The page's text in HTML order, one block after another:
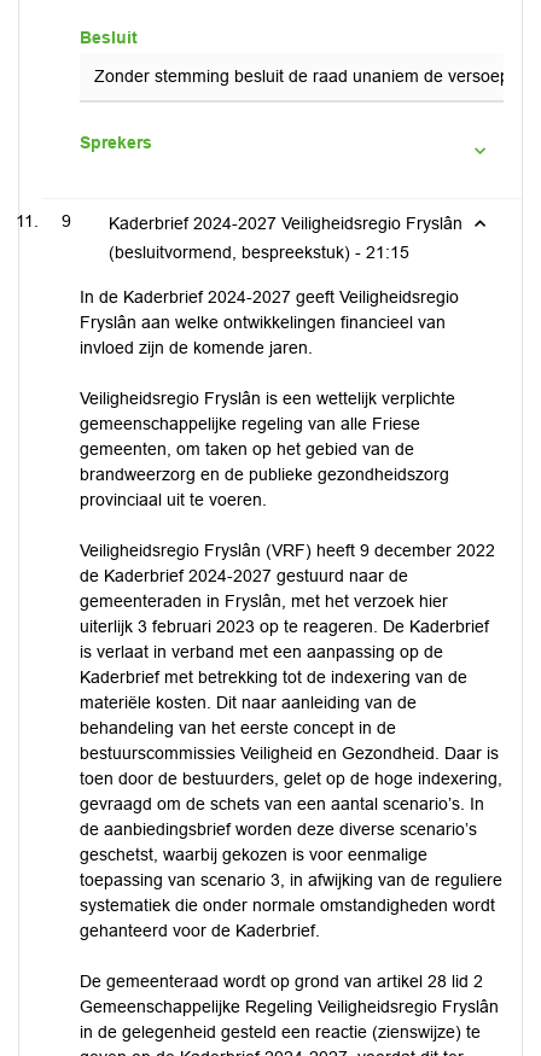
Besluit
Zonder stemming besluit de raad unaniem de
Sprekers
9
Kaderbrief 2024-2027 Veiligheidsregio Fryslân
(besluitvormend, bespreekstuk) -21:15
In de Kaderbrief 2024-2027 geeft Veiligheidsregio
Fryslân aan welke ontwikkelingen financieel van
invloed zijn de komende jaren.
Veiligheidsregio Fryslân is een wettelijk verplichte
gemeenschappelijke regeling van alle Friese
gemeenten, om taken op het gebied van de
brandweerzorg en de publieke gezondheidszorg
provinciaal uit te voeren.
Veiligheidsregio Fryslân (VRF) heeft 9 december 2022
de Kaderbrief 2024-2027 gestuurd naar de
gemeenteraden in Fryslân, met het verzoek hier
uiterlijk 3 februari 2023 op te reageren. De Kaderbrief
is verlaat in verband met een aanpassing op de
Kaderbrief met betrekking tot de indexering van de
materiële kosten. Dit naar aanleiding van de
behandeling van het eerste concept in de
bestuurscommissies Veiligheid en Gezondheid. Daar is
toen door de bestuurders, gelet op de hoge indexering,
gevraagd om de schets van een aantal scenario’s. In
de aanbiedingsbrief worden deze diverse scenario’s
geschetst, waarbij gekozen is voor eenmalige
toepassing van scenario 3, in afwijking van de reguliere
systematiek die onder normale omstandigheden wordt
gehanteerd voor de Kaderbrief.
De gemeenteraad wordt op grond van artikel 28 lid 2
Gemeenschappelijke Regeling Veiligheidsregio Fryslân
in de gelegenheid gesteld een reactie (zienswijze) te